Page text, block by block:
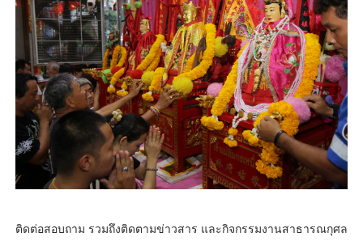
ติดต่อสอบถาม รวมถึงติดตามข่าวสาร และกิจกรรมงานสาธารณกุศล